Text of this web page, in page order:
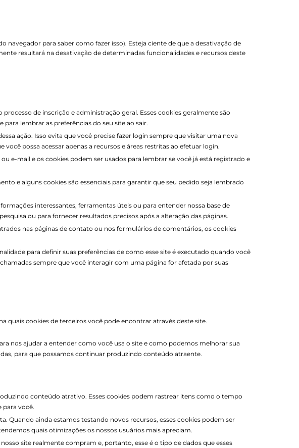
para saber como fazer isso). Esteja ciente de que a desativação de
resultará na desativação de determinadas funcionalidades e recursos deste
de inscrição e administração geral. Esses cookies geralmente são
lembrar as preferências do seu site ao sair.
ação. Isso evita que você precise fazer login sempre que visitar uma nova
possa acessar apenas a recursos e áreas restritas ao efetuar login.
e-mail e os cookies podem ser usados ​​para lembrar se você já está registrado e
e alguns cookies são essenciais para garantir que seu pedido seja lembrado
interessantes, ferramentas úteis ou para entender nossa base de
ou para fornecer resultados precisos após a alteração das páginas.
nas páginas de contato ou nos formulários de comentários, os cookies
para definir suas preferências de como esse site é executado quando você
sempre que você interagir com uma página for afetada por suas
quais cookies de terceiros você pode encontrar através deste site.
nos ajudar a entender como você usa o site e como podemos melhorar sua
para que possamos continuar produzindo conteúdo atraente.
conteúdo atrativo. Esses cookies podem rastrear itens como o tempo
para você.
Quando ainda estamos testando novos recursos, esses cookies podem ser
quais otimizações os nossos usuários mais apreciam.
site realmente compram e, portanto, esse é o tipo de dados que esses